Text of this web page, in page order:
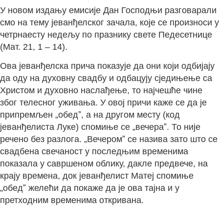
У новом издању емисије Дан Господњи разговарали
смо на тему јеванђелског зачала, које се произноси у
четрнаесту недељу по празнику свете Педесетнице
(Мат. 21, 1 – 14).
Ова јеванђелска прича показује да они који одбијају
да оду на духовну свадбу и одбацују сједињење са
Христом и духовно наслађење, то најчешће чине
због телесног уживања. У овој причи каже се да је
припремљен „обедˮ, а на другом месту (код
јеванђелиста Луке) спомиње се „вечераˮ. То није
речено без разлога. „Вечеромˮ се назива зато што се
свадбена свечаност у последњим временима
показала у савршеном облику, дакле предвече, на
крају времена, док јеванђелист Матеј спомиње
„обедˮ желећи да покаже да је ова тајна и у
претходним временима откривана.